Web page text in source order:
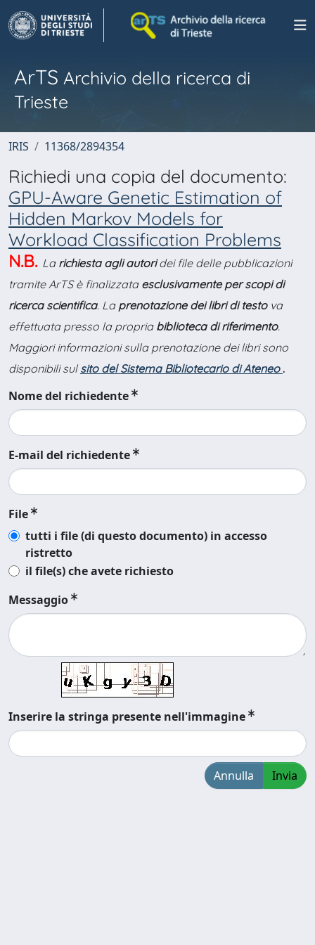
ArTS Archivio della ricerca di
Trieste
IRIS 11368/2894354
Richiedi una copia del documento:
GPU-Aware Genetic Estimation of
Hidden Markov Models for
Workload Classification Problems
N.B. La richiesta agli autoridei file delle pubblicazioni
tramite ArTS è finalizzata esclusivamente per scopi di
ricerca scientifica. La prenotazione dei libri di testova
effettuata presso la propria biblioteca di riferimento.
Maggiori informazioni sulla prenotazione dei libri sono
disponibili sul sito del Sistema Bibliotecario di Ateneo .
Nome del richiedente
E-mail del richiedente
File
tutti i file (di questo documento) in accesso
ristretto
il file(s) che avete richiesto
Messaggio
Inserire la stringa presente nell'immagine
Annulla Invia